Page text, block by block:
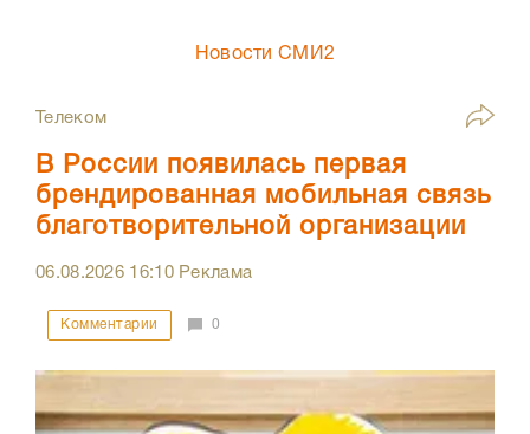
Новости СМИ2
Телеком
В России появилась первая
брендированная мобильная связь
благотворительной организации
06.08.2026 16:10Реклама
Комментарии 0